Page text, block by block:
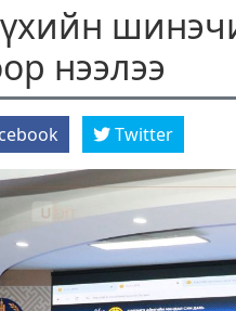
нээлээ
Twitter